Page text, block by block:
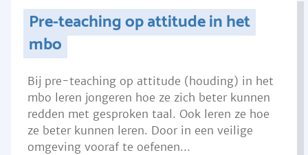
Pre-teaching op attitude in het
mbo
Bij pre-teaching op attitude (houding) in het
mbo leren jongeren hoe ze zich beter kunnen
redden met gesproken taal. Ook leren ze hoe
ze beter kunnen leren. Door in een veilige
omgeving vooraf te oefenen...